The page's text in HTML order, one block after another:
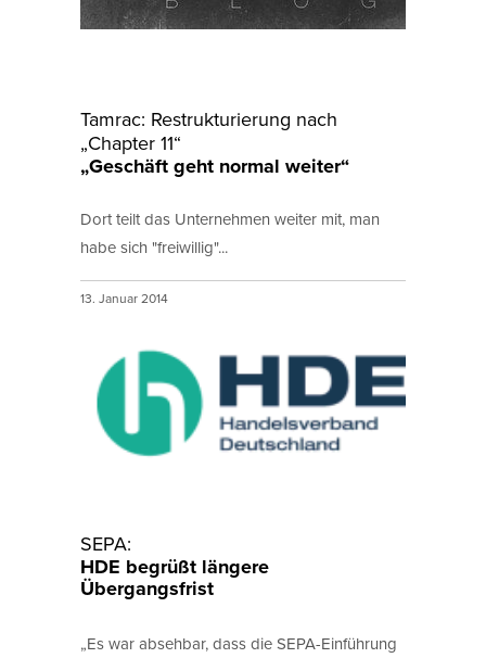
Tamrac: Restrukturierung nach
„Chapter 11“
„Geschäft geht normal weiter“
Dort teilt das Unternehmen weiter mit, man
habe sich "freiwillig"...
13. Januar 2014
SEPA:
HDE begrüßt längere
Übergangsfrist
„Es war absehbar, dass die SEPA-Einführung